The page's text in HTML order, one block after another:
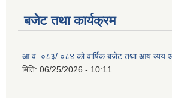
बजेट तथा कार्यक्रम
आ.व. ०८३/ ०८४ को वार्षिक बजेट तथा आय व्यय
मिति: 06/25/2026 - 10:11